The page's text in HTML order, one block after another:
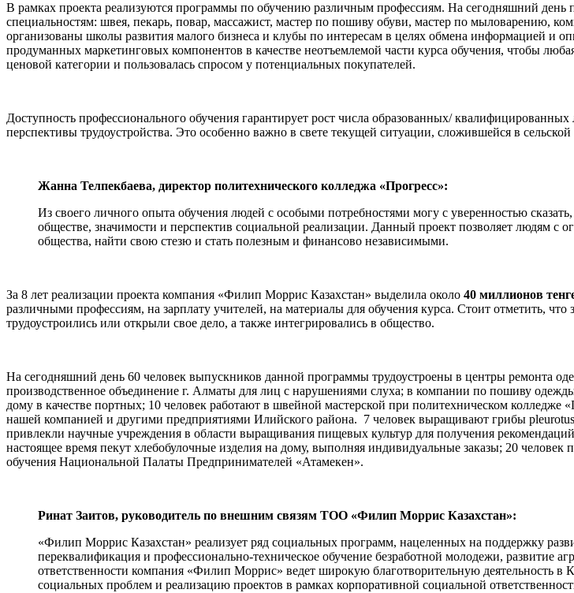
В рамках проекта реализуются программы по обучению различным профессиям. На сегодняшний день
специальностям: швея, пекарь, повар, массажист, мастер по пошиву обуви, мастер по мыловарению,
организованы школы развития малого бизнеса и клубы по интересам в целях обмена информацией
продуманных маркетинговых компонентов в качестве неотъемлемой части курса обучения, чтобы
ценовой категории и пользовалась спросом у потенциальных покупателей.
Доступность профессионального обучения гарантирует рост числа образованных/
перспективы трудоустройства. Это особенно важно в свете текущей ситуации, сложившейся в
Жанна Телпекбаева, директор политехнического колледжа «Прогресс»:
Из своего личного опыта обучения людей с особыми потребностями могу с уверенностью
обществе, значимости и перспектив социальной реализации. Данный проект позволяет людям
общества, найти свою стезю и стать полезным и финансово независимыми.
За 8 лет реализации проекта компания «Филип Моррис Казахстан» выделила около 40 миллионов
различными профессиям, на зарплату учителей, на материалы для обучения курса. Стоит отметить, что
трудоустроились или открыли свое дело, а также интегрировались в общество.
На сегодняшний день 60 человек выпускников данной программы трудоустроены в центры ремонта
производственное объединение г. Алматы для лиц с нарушениями слуха; в компании по пошиву
дому в качестве портных; 10 человек работают в швейной мастерской при политехническом
нашей компанией и другими предприятиями Илийского района. 7 человек выращивают грибы
привлекли научные учреждения в области выращивания пищевых культур для получения
настоящее время пекут хлебобулочные изделия на дому, выполняя индивидуальные заказы; 20
обучения Национальной Палаты Предпринимателей «Атамекен».
Ринат Заитов, руководитель по внешним связям ТОО «Филип Моррис Казахстан»:
«Филип Моррис Казахстан» реализует ряд социальных программ, нацеленных на поддержку
переквалификация и профессионально-техническое обучение безработной молодежи, развитие
ответственности компания «Филип Моррис» ведет широкую благотворительную деятельность
социальных проблем и реализацию проектов в рамках корпоративной социальной